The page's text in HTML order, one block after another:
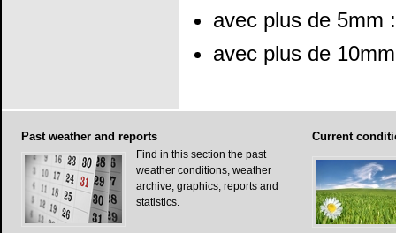
avec plus de 5mm
avec plus de
Pastweather and reports
Find in this section the past
weather conditions, weather
archive, graphics, reports and
statistics.
Current